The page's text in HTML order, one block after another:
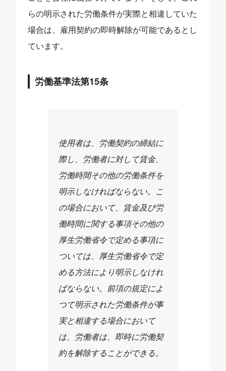
らの明示された労働条件が実際と相違していた
場合は、雇用契約の即時解除が可能であるとし
ています。
労働基準法第15条
使用者は、労働契約の締結に
際し、労働者に対して賃金、
労働時間その他の労働条件を
明示しなければならない。こ
の場合において、賃金及び労
働時間に関する事項その他の
厚生労働省令で定める事項に
ついては、厚生労働省令で定
める方法により明示しなけれ
ばならない。前項の規定によ
つて明示された労働条件が事
実と相違する場合において
は、労働者は、即時に労働契
約を解除することができる。